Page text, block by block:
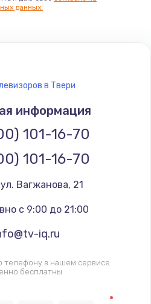
900 руб.
руб.
руб.
данных.
в Твери
информация
101-16-70
101-16-70
ул. Вагжанова, 21
с 9:00 до 21:00
iq.ru
телефону в нашем сервисе
бесплатны